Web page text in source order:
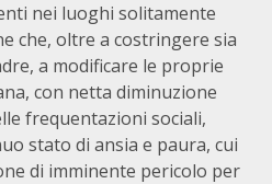
nei luoghi solitamente
che, oltre a costringere sia
a modificare le proprie
con netta diminuzione
frequentazioni sociali,
stato di ansia e paura, cui
di imminente pericolo per